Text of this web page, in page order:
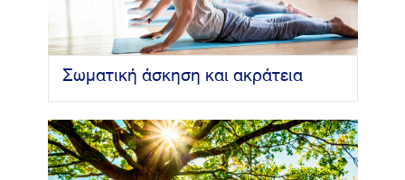
Σωματική άσκηση και ακράτεια